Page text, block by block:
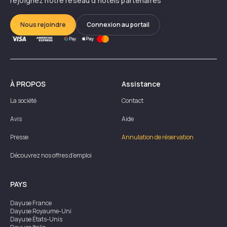
Nous rejoindre Connexion au portail
À PROPOS
La société
Avis
Presse
Découvrez nos offres d'emploi
Assistance
Contact
Aide
Annulation de réservation
PAYS
DayuseFrance
DayuseRoyaume-Uni
DayuseÉtats-Unis